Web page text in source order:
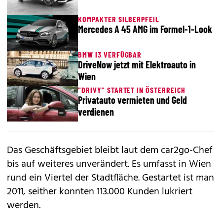
KOMPAKTER SILBERPFEIL
Mercedes A 45 AMG im Formel-1-Look
BMW I3 VERFÜGBAR
DriveNow jetzt mit Elektroauto in
Wien
"DRIVY" STARTET IN ÖSTERREICH
Privatauto vermieten und Geld
verdienen
Das Geschäftsgebiet bleibt laut dem car2go-Chef
bis auf weiteres unverändert. Es umfasst in Wien
rund ein Viertel der Stadtfläche. Gestartet ist man
2011, seither konnten 113.000 Kunden lukriert
werden.